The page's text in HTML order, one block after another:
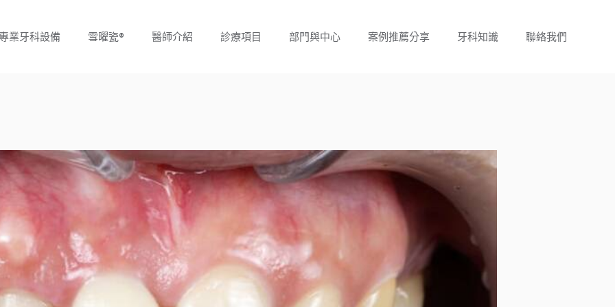
業牙科設備 雪曜瓷® 醫師介紹 診療項目 部門與中心 案例推薦分享 牙科知識 聯絡我們